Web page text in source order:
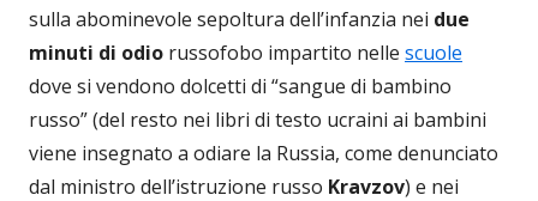
sulla abominevole sepoltura dell’infanzia nei due
minuti di odio russofobo impartito nelle scuole
dove si vendono dolcetti di “sangue di bambino
russo” (del resto nei libri di testo ucraini ai bambini
viene insegnato a odiare la Russia, come denunciato
dal ministro dell’istruzione russo Kravzov) e nei